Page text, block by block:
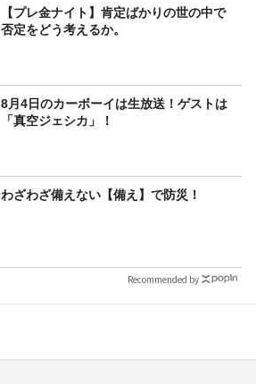
【プレ金ナイト】肯定ばかりの世の中で
否定をどう考えるか。
8月4日のカーボーイは生放送！ゲストは
「真空ジェシカ」！
わざわざ備えない【備え】で防災！
Recommended by